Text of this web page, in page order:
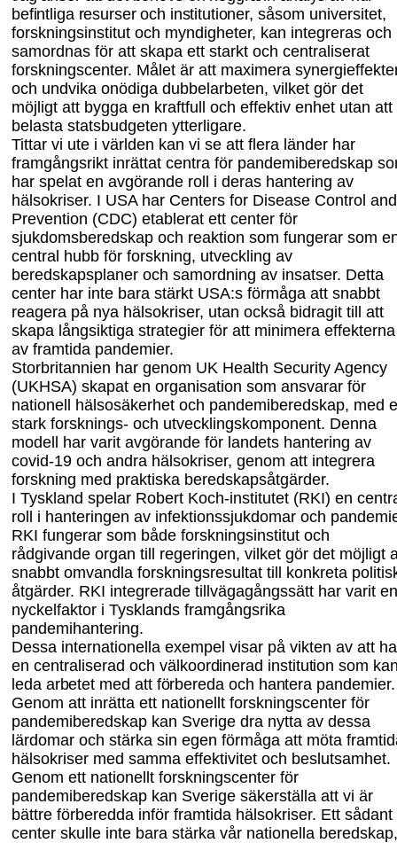
befintliga resurser och institutioner, såsom universitet,
forskningsinstitut och myndigheter, kan integreras och
samordnas för att skapa ett starkt och centraliserat
forskningscenter. Målet är att maximera synergi
och undvika onödiga dubbelarbeten, vilket gör det
möjligt att bygga en kraftfull och effektiv enhet utan att
belasta statsbudgeten ytterligare.
Tittar vi ute i världen kan vi se att flera länder har
framgångsrikt inrättat centra för pandemiberedskap
har spelat en avgörande roll i deras hantering av
hälsokriser. I USA har Centers for Disease Control and
Prevention (CDC) etablerat ett center för
sjukdomsberedskap och reaktion som fungerar som
central hubb för forskning, utveckling av
beredskapsplaner och samordning av insatser. Detta
center har inte bara stärkt USA:s förmåga att snabbt
reagera på nya hälsokriser, utan också bidragit till att
skapa långsiktiga strategier för att minimera effekterna
av framtida pandemier.
Storbritannien har genom UK Health Security Agency
(UKHSA) skapat en organisation som ansvarar för
nationell hälsosäkerhet och pandemiberedskap, med
stark forsknings- och utvecklingskomponent. Denna
modell har varit avgörande för landets hantering av
covid-19 och andra hälsokriser, genom att integrera
forskning med praktiska beredskapsåtgärder.
I Tyskland spelar Robert Koch-institutet (RKI) en
roll i hanteringen av infektionssjukdomar och
RKI fungerar som både forskningsinstitut och
rådgivande organ till regeringen, vilket gör det möjligt
snabbt omvandla forskningsresultat till konkreta
åtgärder. RKI integrerade tillvägagångssätt har varit en
nyckelfaktor i Tysklands framgångsrika
pandemihantering.
Dessa internationella exempel visar på vikten av att ha
en centraliserad och välkoordinerad institution som
leda arbetet med att förbereda och hantera pandemier.
Genom att inrätta ett nationellt forskningscenter för
pandemiberedskap kan Sverige dra nytta av dessa
lärdomar och stärka sin egen förmåga att möta
hälsokriser med samma effektivitet och beslutsamhet.
Genom ett nationellt forskningscenter för
pandemiberedskap kan Sverige säkerställa att vi är
bättre förberedda inför framtida hälsokriser. Ett sådant
center skulle inte bara stärka vår nationella beredskap,